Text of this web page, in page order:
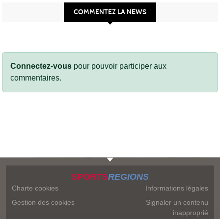
COMMENTEZ LA NEWS
Connectez-vous pour pouvoir participer aux
commentaires.
SPORTSREGIONS
Charte cookies
Gestion des cookies
Informations légales
Signaler un contenu
inapproprié